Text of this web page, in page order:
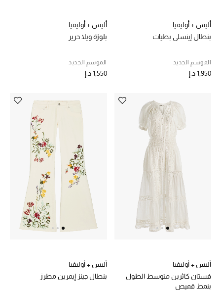
العناية الشخصية بالرجال
الأطفال
عرض جميع المنتجات
عودة صغاركم للمدارس
ما وصل حديثاً
أليس + أوليفيا
بنطال إينسلي بطيات
الموسم الجديد
1,950 د.إ
أليس + أوليفيا
بلوزة ويلا حرير
الموسم الجديد
1,550 د.إ
أليس + أوليفيا
فستان كاثرين متوسط الطول
بنمط قميص
أليس + أوليفيا
بنطال جينز إيمرين مطرز